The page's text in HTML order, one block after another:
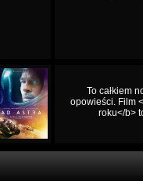
To całkiem
opowieści. Film
roku</b>